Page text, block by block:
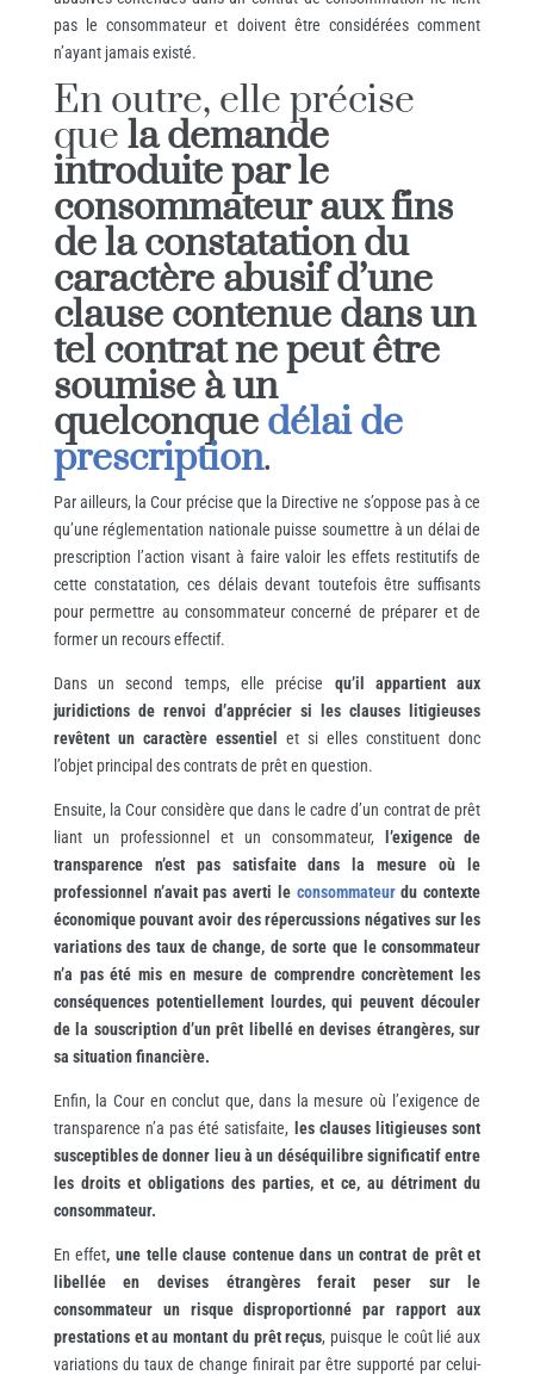
pas le consommateur et doivent être considérées comment
n’ayant jamais existé.
En outre, elle précise
quela demande
introduite par le
consommateur aux fins
de la constatation du
caractère abusif d’une
clause contenue dans un
tel contrat ne peut être
soumise à un
quelconquedélai de
prescription.
Par ailleurs, la Cour précise que la Directive ne s’oppose pas à ce
qu’une réglementation nationale puisse soumettre à un délai de
prescription l’action visant à faire valoir les effets restitutifs de
cette constatation,ces délais devant toutefois être suffisants
pour permettre au consommateur concerné de préparer et de
former un recours effectif.
Dans un second temps, elle précise qu’il appartient aux
juridictions de renvoi d’apprécier si les clauses litigieuses
revêtent un caractère essentiel et si elles constituent donc
l’objet principal des contrats de prêt en question.
Ensuite, la Cour considère que dans le cadre d’un contrat de prêt
liant un professionnel et un consommateur, l’exigence de
transparence n’est pas satisfaite dans la mesure où le
professionnel n’avait pas averti le consommateurdu contexte
économique pouvant avoir des répercussions négatives sur les
variations des taux de change, de sorte que le consommateur
n’a pas été mis en mesure de comprendre concrètement les
conséquences potentiellement lourdes, qui peuvent découler
de la souscription d’un prêt libellé en devises étrangères, sur
sa situation financière.
Enfin, la Cour en conclut que, dans la mesure où l’exigence de
transparence n’a pas été satisfaite,
les clauses litigieuses sont
susceptibles de donner lieu à un déséquilibre significatif entre
les droits et obligations des parties, et ce, au détriment du
consommateur.
En effet, une telle clause contenue dans un contrat de prêt et
libellée en devises étrangères ferait peser sur le
consommateur un risque disproportionné par rapport aux
prestations et au montant du prêt reçus, puisque le coût lié aux
variations du taux de change finirait par être supporté par celui-